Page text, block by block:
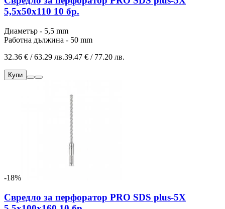
5,5x50x110 10 бр.
Диаметър - 5,5 mm
Работна дължина - 50 mm
32.36 € / 63.29 лв.39.47 € / 77.20 лв.
Купи
-18%
Свредло за перфоратор PRO SDS plus-5X